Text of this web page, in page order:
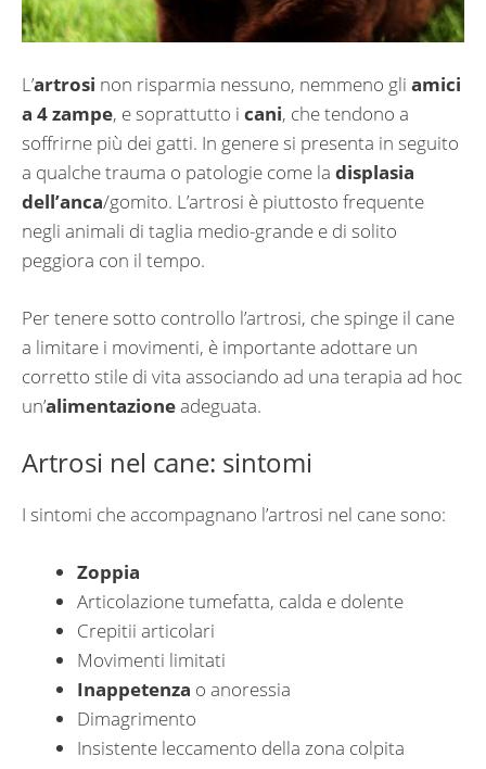
L’artrosi non risparmia nessuno, nemmeno gli amici
a 4 zampe, e soprattutto i cani, che tendono a
soffrirne più dei gatti. In genere si presenta in seguito
a qualche trauma o patologie come la displasia
dell’anca/gomito. L’artrosi è piuttosto frequente
negli animali di taglia medio-grande e di solito
peggiora con il tempo.
Per tenere sotto controllo l’artrosi, che spinge il cane
a limitare i movimenti, è importante adottare un
corretto stile di vita associando ad una terapia ad hoc
un’alimentazioneadeguata.
Artrosi nel cane: sintomi
I sintomi che accompagnano l’artrosi nel cane sono:
Zoppia
Articolazione tumefatta, calda e dolente
Crepitii articolari
Movimenti limitati
Inappetenza o anoressia
Dimagrimento
Insistente leccamento della zona colpita